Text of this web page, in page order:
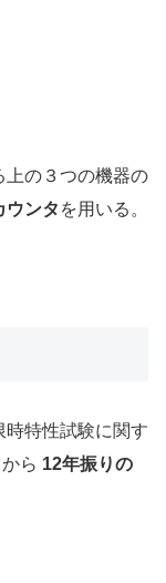
上の３つの機器の
ウンタ を用いる。
特性試験に関す
ら 12年振りの